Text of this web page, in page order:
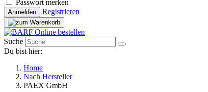
Passwort merken
Anmelden Registrieren
Suche
Du bist hier:
Home
Nach Hersteller
PAEX GmbH